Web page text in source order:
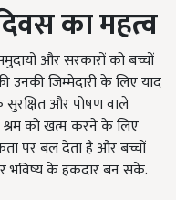
का महत्व
और सरकारों को बच्चों
उनकी जिम्मेदारी के लिए याद
सुरक्षित और पोषण वाले
श्रम को खत्म करने के लिए
पर बल देता है और बच्चों
भविष्य के हकदार बन सकें.